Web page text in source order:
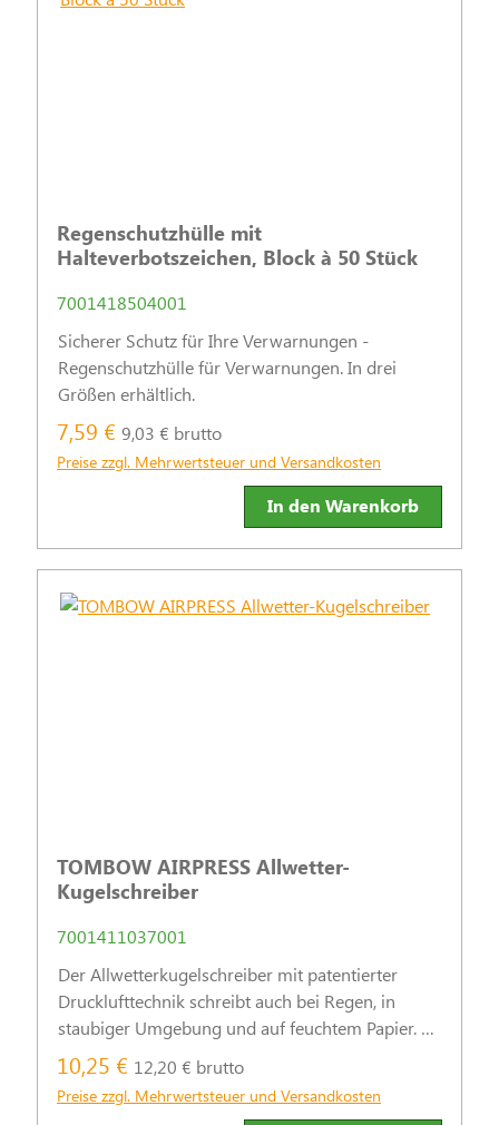
Regenschutzhülle mit
Halteverbotszeichen, Block à 50 Stück
7001418504001
Sicherer Schutz für Ihre Verwarnungen -
Regenschutzhülle für Verwarnungen. In drei
Größen erhältlich.
7,59 € 9,03 € brutto
Preise zzgl. Mehrwertsteuer und Versandkosten
In den Warenkorb
TOMBOW AIRPRESS Allwetter-
Kugelschreiber
7001411037001
Der Allwetterkugelschreiber mit patentierter
Drucklufttechnik schreibt auch bei Regen, in
staubiger Umgebung und auf feuchtem Papier. Er
ist nachfüllbar und hat eine gummierte Griffzone
mit strapazierfähigem Metall-Clip.
10,25 € 12,20 € brutto
Preise zzgl. Mehrwertsteuer und Versandkosten